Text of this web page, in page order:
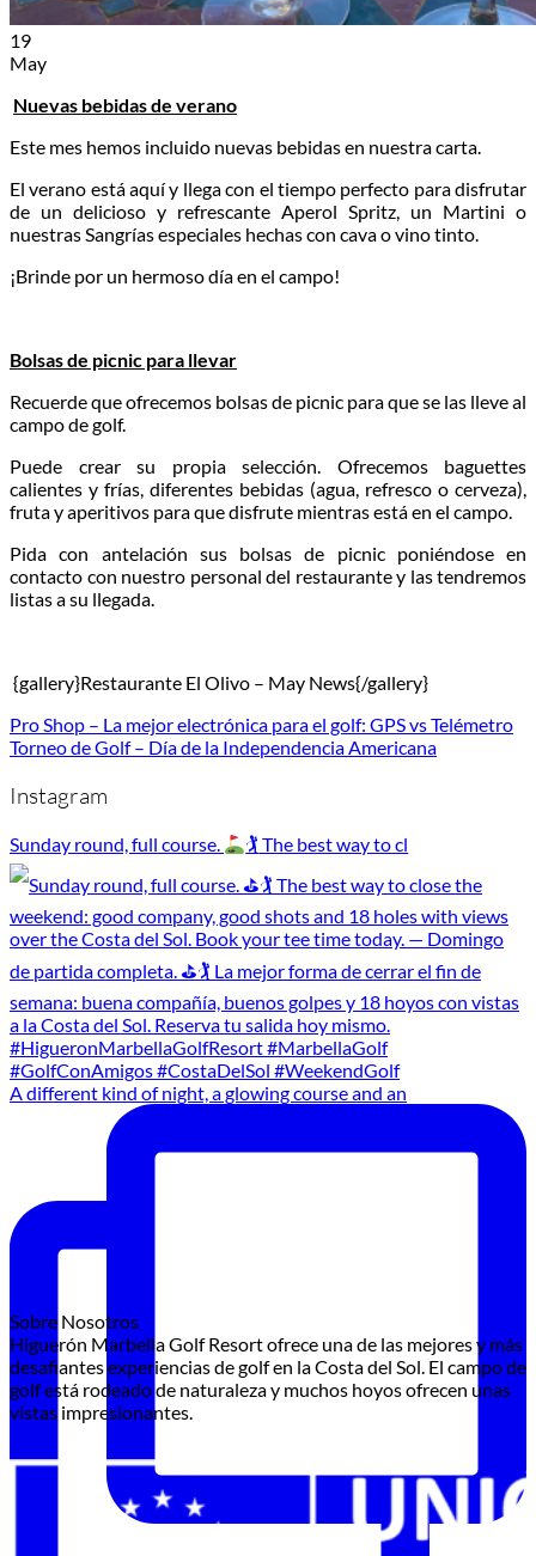
19
May
Nuevas bebidas de verano
Este mes hemos incluido nuevas bebidas en nuestra carta.
El verano está aquí y llega con el tiempo perfecto para disfrutar
de un delicioso y refrescante Aperol Spritz, un Martini o
nuestras Sangrías especiales hechas con cava o vino tinto.
¡Brinde por un hermoso día en el campo!
Bolsas de picnic para llevar
Recuerde que ofrecemos bolsas de picnic para que se las lleve al
campo de golf.
Puede crear su propia selección. Ofrecemos baguettes
calientes y frías, diferentes bebidas (agua, refresco o cerveza),
fruta y aperitivos para que disfrute mientras está en el campo.
Pida con antelación sus bolsas de picnic poniéndose en
contacto con nuestro personal del restaurante y las tendremos
listas a su llegada.
{gallery}Restaurante El Olivo – May News{/gallery}
Pro Shop – La mejor electrónica para el golf: GPS vs Telémetro
Torneo de Golf – Día de la Independencia Americana
Instagram
Sunday round, full course. 🏌 The best way to cl
A different kind of night, a glowing course and an
Sobre Nosotros
Higuerón Marbella Golf Resort ofrece una de las mejores y más
desafiantes experiencias de golf en la Costa del Sol. El campo de
golf está rodeado de naturaleza y muchos hoyos ofrecen unas
vistas impresionantes.